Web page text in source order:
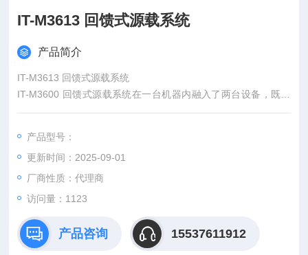
IT-M3613 回馈式源载系统
产品简介
IT-M3613 回馈式源载系统
IT-M3600 回馈式源载系统在一台机器内融入了两台设备，既是
一台双向电源，也是一台回馈式负载，能量双向流动，一机多
交流电返回给电网。作为电源时，也可以被当做一台宽范围的双
向直流电源使用。
产品型号：
更新时间：2025-09-01
厂商性质：代理商
访问量：1123
产品咨询 15537611912